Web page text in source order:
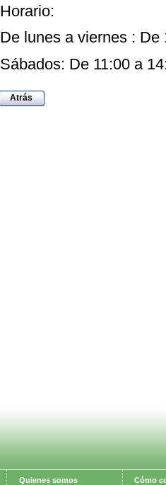
Horario:
De lunes a viernes :
Sábados: De 11:00 a
Atrás
Quienes somos
Cómo